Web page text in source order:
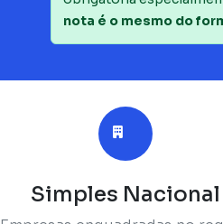
nota é o mesmo do
Simples Nacional